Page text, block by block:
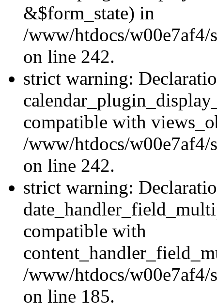
&$form_state) in
/www/htdocs/w00e7af4/
on line 242.
strict warning:
compatible with
/www/htdocs/w00e7af4/
on line 242.
strict warning:
compatible with
/www/htdocs/w00e7af4/
on line 185.